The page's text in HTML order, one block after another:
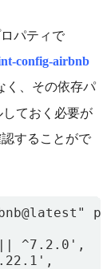
パティで
config-airbnb
く、その依存パ
しておく必要が
することがで